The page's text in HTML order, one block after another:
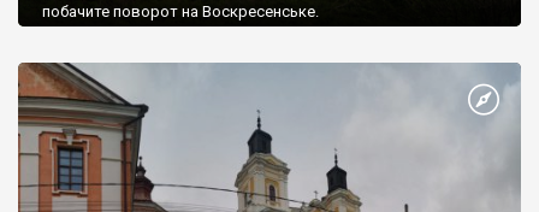
побачите поворот на Воскресенське.